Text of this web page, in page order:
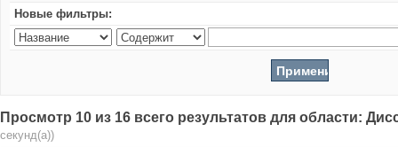
Новые фильтры:
Просмотр 10 из 16 всего результатов для области:
секунд(а))